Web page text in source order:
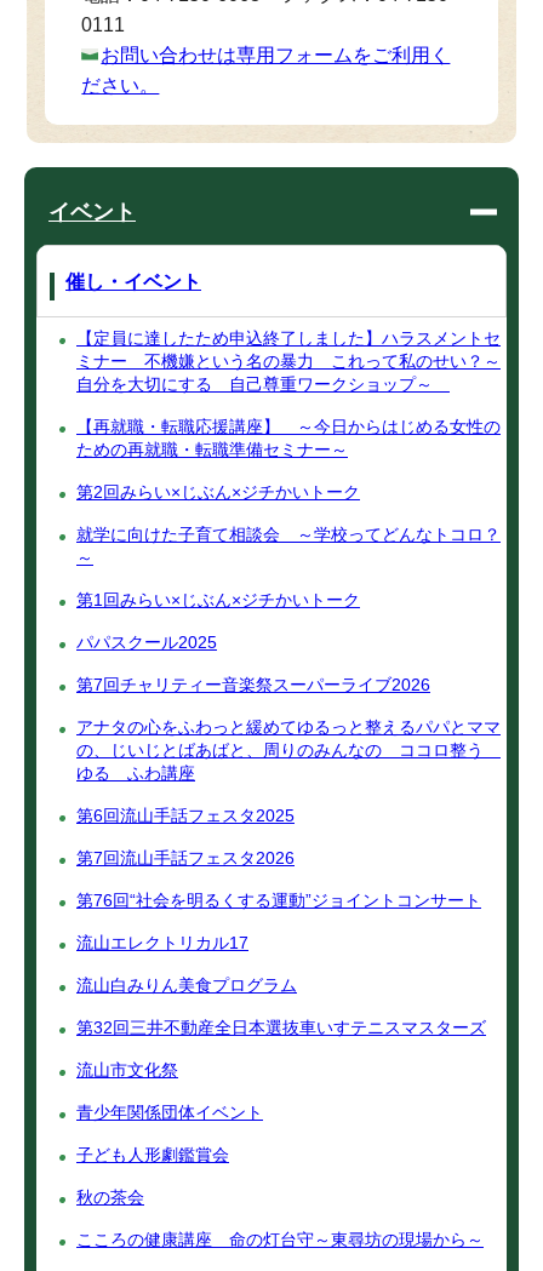
0111
お問い合わせは専用フォームをご利用く
ださい。
イベント
催し・イベント
【定員に達したため申込終了しました】ハラスメントセ
ミナー 不機嫌という名の暴力 これって私のせい？～
自分を大切にする 自己尊重ワークショップ～
【再就職・転職応援講座】 ～今日からはじめる女性の
ための再就職・転職準備セミナー～
第2回みらい×じぶん×ジチかいトーク
就学に向けた子育て相談会 ～学校ってどんなトコロ？
～
第1回みらい×じぶん×ジチかいトーク
パパスクール2025
第7回チャリティー音楽祭スーパーライブ2026
アナタの心をふわっと緩めてゆるっと整えるパパとママ
の、じいじとばあばと、周りのみんなの ココロ整う
ゆる ふわ講座
第6回流山手話フェスタ2025
第7回流山手話フェスタ2026
第76回“社会を明るくする運動”ジョイントコンサート
流山エレクトリカル17
流山白みりん美食プログラム
第32回三井不動産全日本選抜車いすテニスマスターズ
流山市文化祭
青少年関係団体イベント
子ども人形劇鑑賞会
秋の茶会
こころの健康講座 命の灯台守～東尋坊の現場から～